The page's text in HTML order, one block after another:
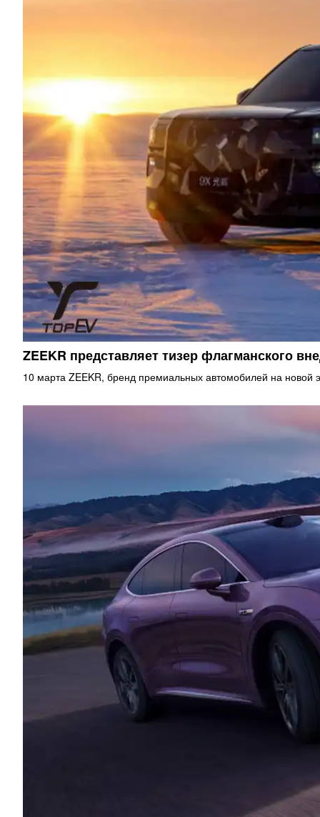
ZEEKR представляет тизер флагманского
10 марта ZEEKR, бренд премиальных автомобилей на новой